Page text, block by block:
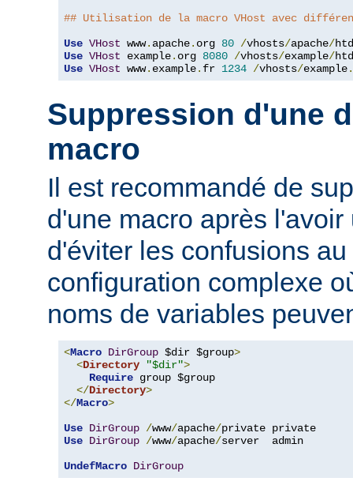
## Utilisation de la macro VHost avec
Use VHost www. apache. org 80 /vhosts/apache/
Use VHost example. org 8080 /vhosts/example/
Use VHost www. example. fr 1234 /vhosts/example.
Suppression d'une
macro
Il est recommandé de
d'une macro après
d'éviter les confusions
configuration complexe
noms de variables
<Macro DirGroup $dir $group>
<Directory "$dir">
Require group $group
</Directory>
</Macro>
Use DirGroup /www/apache/
Use DirGroup /www/apache/server  admin
UndefMacro DirGroup